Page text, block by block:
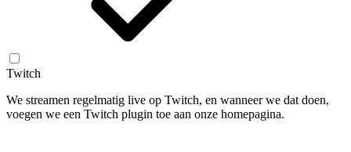
Twitch
We streamen regelmatig live op Twitch, en wanneer we dat doen,
voegen we een Twitch plugin toe aan onze homepagina.